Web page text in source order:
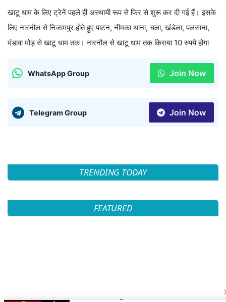
खाटू धाम के लिए ट्रेनें पहले ही अस्थायी रूप से फिर से शुरू कर दी गई हैं। इसके
लिए नारनौल से निजामपुर होते हुए पाटन, नीमका थाना, चला, खंडेला, पलसाना,
मंडावा मोड़ से खाटू धाम तक। नारनौल से खाटू धाम तक किराया 10 रुपये होगा
WhatsApp Group Join Now
Telegram Group Join Now
TRENDING TODAY
FEATURED